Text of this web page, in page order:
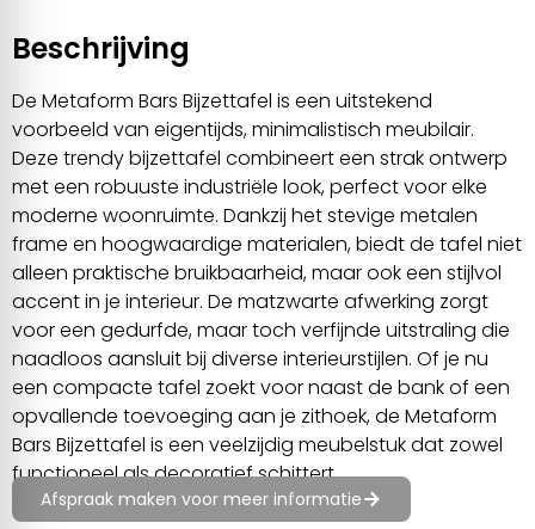
Beschrijving
De Metaform Bars Bijzettafel is een uitstekend
voorbeeld van eigentijds, minimalistisch meubilair.
Deze trendy bijzettafel combineert een strak ontwerp
met een robuuste industriële look, perfect voor elke
moderne woonruimte. Dankzij het stevige metalen
frame en hoogwaardige materialen, biedt de tafel niet
alleen praktische bruikbaarheid, maar ook een stijlvol
accent in je interieur. De matzwarte afwerking zorgt
voor een gedurfde, maar toch verfijnde uitstraling die
naadloos aansluit bij diverse interieurstijlen. Of je nu
een compacte tafel zoekt voor naast de bank of een
opvallende toevoeging aan je zithoek, de Metaform
Bars Bijzettafel is een veelzijdig meubelstuk dat zowel
functioneel als decoratief schittert.
Afspraak maken voor meer informatie